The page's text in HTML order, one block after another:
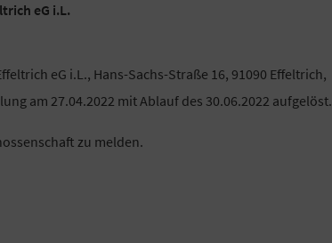
eG i.L.
eG i.L., Hans-Sachs-Straße 16, 91090 Effeltrich,
am 27.04.2022 mit Ablauf des 30.06.2022 aufgelöst.
zu melden.